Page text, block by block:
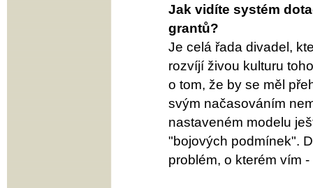
Jak vidíte systém
grantů?
Je celá řada divadel,
rozvíjí živou kulturu
o tom, že by se měl
svým načasováním
nastaveném modelu
"bojových podmínek".
problém, o kterém vím